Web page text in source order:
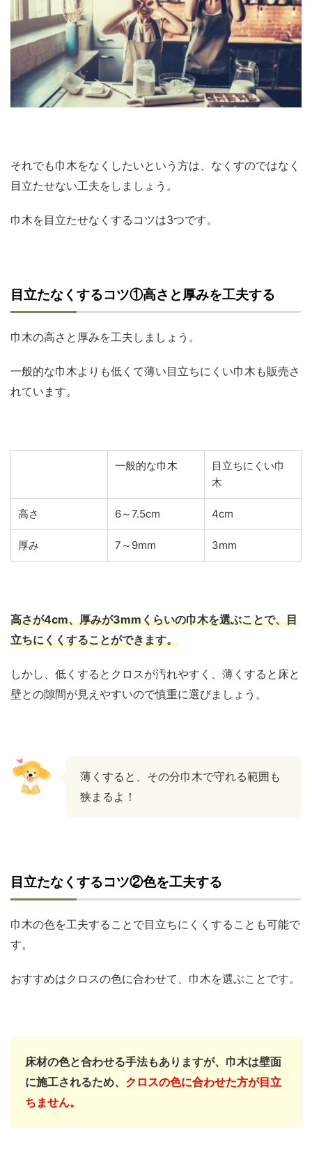
それでも巾木をなくしたいという方は、なくすのではなく
目立たせない工夫をしましょう。
巾木を目立たせなくするコツは3つです。
目立たなくするコツ①高さと厚みを工夫する
巾木の高さと厚みを工夫しましょう。
一般的な巾木よりも低くて薄い目立ちにくい巾木も販売さ
れています。
一般的な巾木
目立ちにくい巾
木
高さ 6～7.5cm 4cm
厚み 7～9mm 3mm
高さが4cm、厚みが3mmくらいの巾木を選ぶことで、目
立ちにくくすることができます。
しかし、低くするとクロスが汚れやすく、薄くすると床と
壁との隙間が見えやすいので慎重に選びましょう。
薄くすると、その分巾木で守れる範囲も
狭まるよ！
目立たなくするコツ②色を工夫する
巾木の色を工夫することで目立ちにくくすることも可能で
す。
おすすめはクロスの色に合わせて、巾木を選ぶことです。
床材の色と合わせる手法もありますが、巾木は壁面
に施工されるため、 クロスの色に合わせた方が目立
ちません。